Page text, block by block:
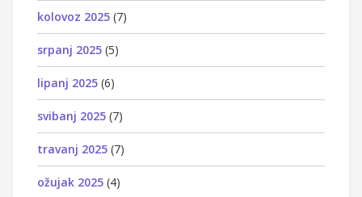
kolovoz 2025 (7)
srpanj 2025 (5)
lipanj 2025 (6)
svibanj 2025 (7)
travanj 2025 (7)
ožujak 2025 (4)